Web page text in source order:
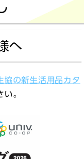
へ
協の新生活用品カタ
い。